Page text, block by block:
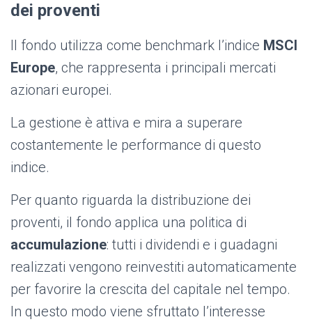
dei proventi
Il fondo utilizza come benchmark l’indice MSCI
Europe, che rappresenta i principali mercati
azionari europei.
La gestione è attiva e mira a superare
costantemente le performance di questo
indice.
Per quanto riguarda la distribuzione dei
proventi, il fondo applica una politica di
accumulazione: tutti i dividendi e i guadagni
realizzati vengono reinvestiti automaticamente
per favorire la crescita del capitale nel tempo.
In questo modo viene sfruttato l’interesse